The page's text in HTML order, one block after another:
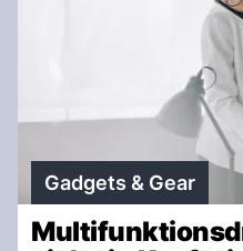
Gadgets & Gear